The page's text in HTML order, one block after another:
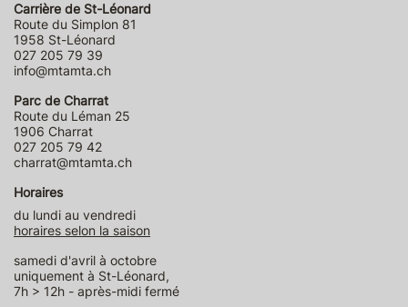
Carrière de St-Léonard
Route du Simplon 81
1958 St-Léonard
027 205 79 39
info@mtamta.ch
Parc de Charrat
Route du Léman 25
1906 Charrat
027 205 79 42
charrat@mtamta.ch
Horaires
du lundi au vendredi
horaires selon la saison
samedi d'avril à octobre
uniquement à St-Léonard,
7h > 12h - après-midi fermé